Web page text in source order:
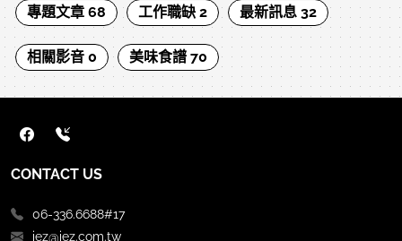
專題文章 68 工作職缺 2 最新訊息 32
相關影音 0 美味食譜 70
CONTACT US
06-336.6688#17
iez@iez.com.tw